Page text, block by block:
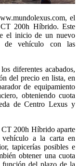
el
200h Híbrido. Este
el inicio de un nuevo
de vehículo con las
diferentes acabados,
del precio en lista, en
de equipamiento
obteniendo cuota
de Centro Lexus y
200h Híbrido aparte
vehículo a la carta en
tapicerías posibles e
obtener una cuota